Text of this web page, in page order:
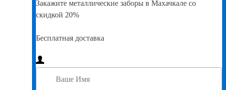
Закажите металлические заборы в Махачкале со
скидкой 20%
Бесплатная доставка